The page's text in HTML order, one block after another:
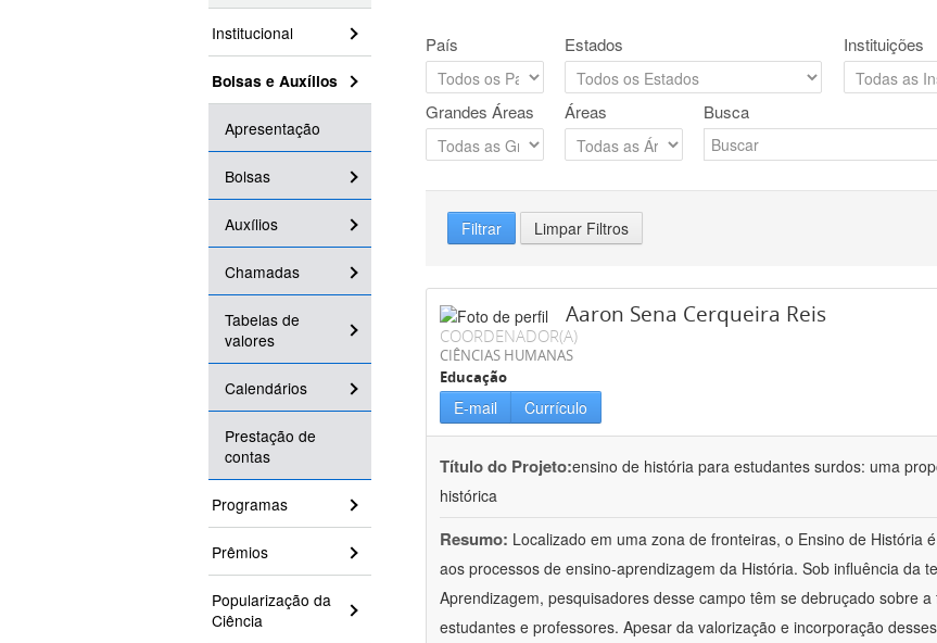
Institucional
Bolsas e Auxílios
Apresentação
Bolsas
Auxílios
Chamadas
Tabelas de
valores
Calendários
Prestação de
contas
Programas
Prêmios
Popularização da
Ciência
País Estados Instituições
Grandes Áreas Áreas Busca
Filtrar Limpar Filtros
Aaron Sena Cerqueira Reis
COORDENADOR(A)
CIÊNCIAS HUMANAS
Educação
E-mail Currículo
Título do Projeto:ensino de história para estudantes surdos: uma
histórica
Resumo: Localizado em uma zona de fronteiras, o Ensino de História
aos processos de ensino-aprendizagem da História. Sob influência da
Aprendizagem, pesquisadores desse campo têm se debruçado sobre
estudantes e professores. Apesar da valorização e incorporação